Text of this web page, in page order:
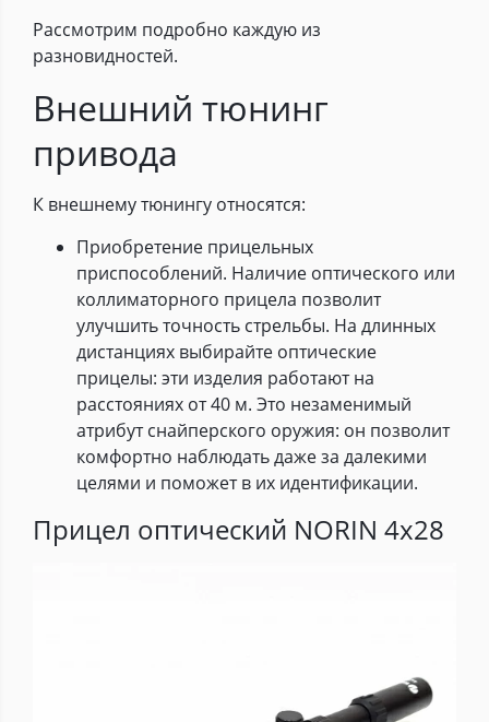
Рассмотрим подробно каждую из
разновидностей.
Внешний тюнинг
привода
К внешнему тюнингу относятся:
Приобретение прицельных
приспособлений. Наличие оптического или
коллиматорного прицела позволит
улучшить точность стрельбы. На длинных
дистанциях выбирайте оптические
прицелы: эти изделия работают на
расстояниях от 40 м. Это незаменимый
атрибут снайперского оружия: он позволит
комфортно наблюдать даже за далекими
целями и поможет в их идентификации.
Прицел оптический NORIN 4x28